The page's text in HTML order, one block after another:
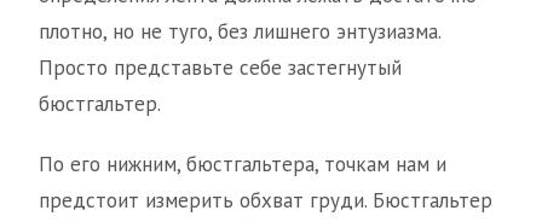
плотно, но не туго, без лишнего энтузиазма.
Просто представьте себе застегнутый
бюстгальтер.
По его нижним, бюстгальтера, точкам нам и
предстоит измерить обхват груди. Бюстгальтер